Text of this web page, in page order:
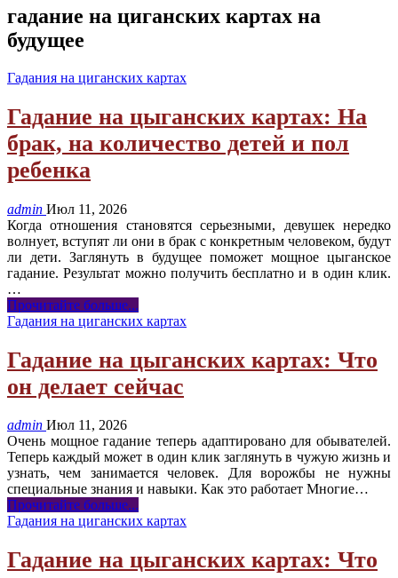
гадание на циганских картах на
будущее
Гадания на циганских картах
Гадание на цыганских картах: На
брак, на количество детей и пол
ребенка
admin Июл 11, 2026
Когда отношения становятся серьезными, девушек нередко
волнует, вступят ли они в брак с конкретным человеком, будут
ли дети. Заглянуть в будущее поможет мощное цыганское
гадание. Результат можно получить бесплатно и в один клик.
…
Прочитайте больше...
Гадания на циганских картах
Гадание на цыганских картах: Что
он делает сейчас
admin Июл 11, 2026
Очень мощное гадание теперь адаптировано для обывателей.
Теперь каждый может в один клик заглянуть в чужую жизнь и
узнать, чем занимается человек. Для ворожбы не нужны
специальные знания и навыки. Как это работает Многие…
Прочитайте больше...
Гадания на циганских картах
Гадание на цыганских картах: Что